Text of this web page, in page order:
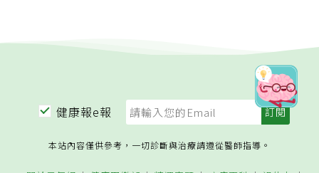
健康報e報
本站內容僅供參考，一切診斷與治療請遵從醫師指導。